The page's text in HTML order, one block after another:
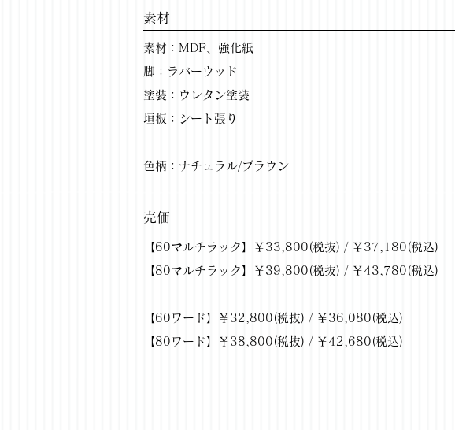
​素材
素材：MDF、強化紙
脚：ラバーウッド
塗装：ウレタン塗装
垣板：シート張り
色柄：ナチュラル/ブラウン
​売価
【60マルチラック】￥33,800(税抜) / ￥37,180(税込)
【80マルチラック】￥39,800(税抜) / ￥43,780(税込)
【60ワード】￥32,800(税抜) / ￥36,080(税込)
【80ワード】￥38,800(税抜) / ￥42,680(税込)